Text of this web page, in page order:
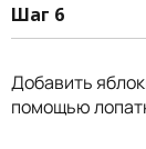
Шаг 6
Добавить
помощью